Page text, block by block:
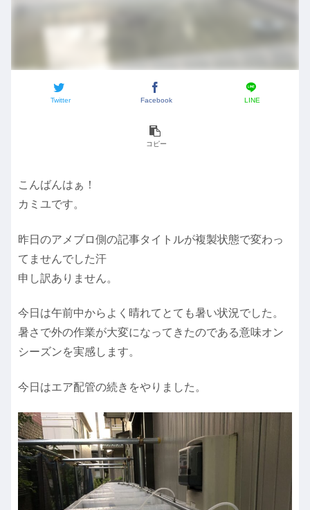
Twitter Facebook LINE
コピー
こんばんはぁ！
カミユです。
昨日のアメブロ側の記事タイトルが複製状態で変わっ
てませんでした汗
申し訳ありません。
今日は午前中からよく晴れてとても暑い状況でした。
暑さで外の作業が大変になってきたのである意味オン
シーズンを実感します。
今日はエア配管の続きをやりました。